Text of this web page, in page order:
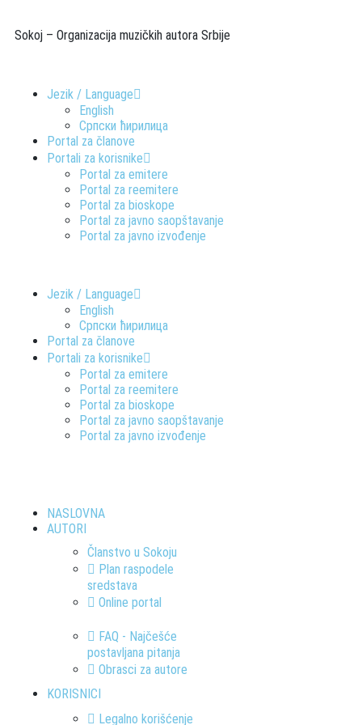
Sokoj – Organizacija muzičkih autora Srbije
Jezik / Language
English
Српски ћирилица
Portal za članove
Portali za korisnike
Portal za emitere
Portal za reemitere
Portal za bioskope
Portal za javno saopštavanje
Portal za javno izvođenje
Jezik / Language
English
Српски ћирилица
Portal za članove
Portali za korisnike
Portal za emitere
Portal za reemitere
Portal za bioskope
Portal za javno saopštavanje
Portal za javno izvođenje
NASLOVNA
AUTORI
Članstvo u Sokoju
Plan raspodele
sredstava
Online portal
FAQ - Najčešće
postavljana pitanja
Obrasci za autore
KORISNICI
Legalno korišćenje